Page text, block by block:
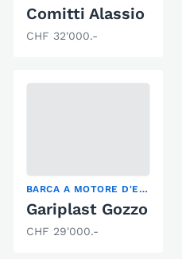
Comitti Alassio
CHF 32'000.-
BARCA A MOTORE D'EPOCA, DECK BOAT, GOZZO
Gariplast Gozzo
CHF 29'000.-